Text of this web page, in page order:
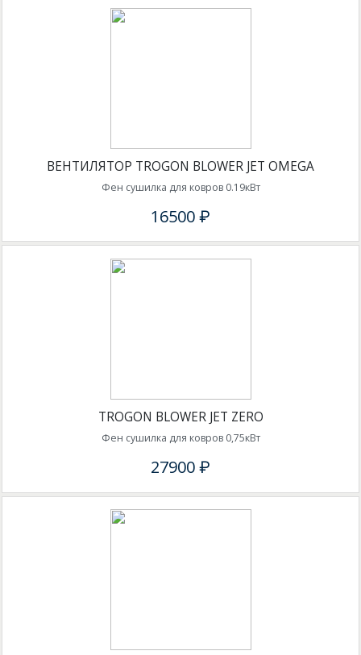
ВЕНТИЛЯТОР TROGON BLOWER JET OMEGA
Фен сушилка для ковров 0.19кВт
16500 ₽
TROGON BLOWER JET ZERO
Фен сушилка для ковров 0,75кВт
27900 ₽